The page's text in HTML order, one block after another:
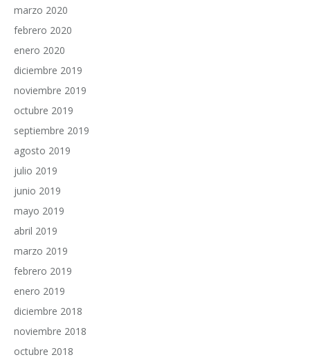
marzo 2020
febrero 2020
enero 2020
diciembre 2019
noviembre 2019
octubre 2019
septiembre 2019
agosto 2019
julio 2019
junio 2019
mayo 2019
abril 2019
marzo 2019
febrero 2019
enero 2019
diciembre 2018
noviembre 2018
octubre 2018